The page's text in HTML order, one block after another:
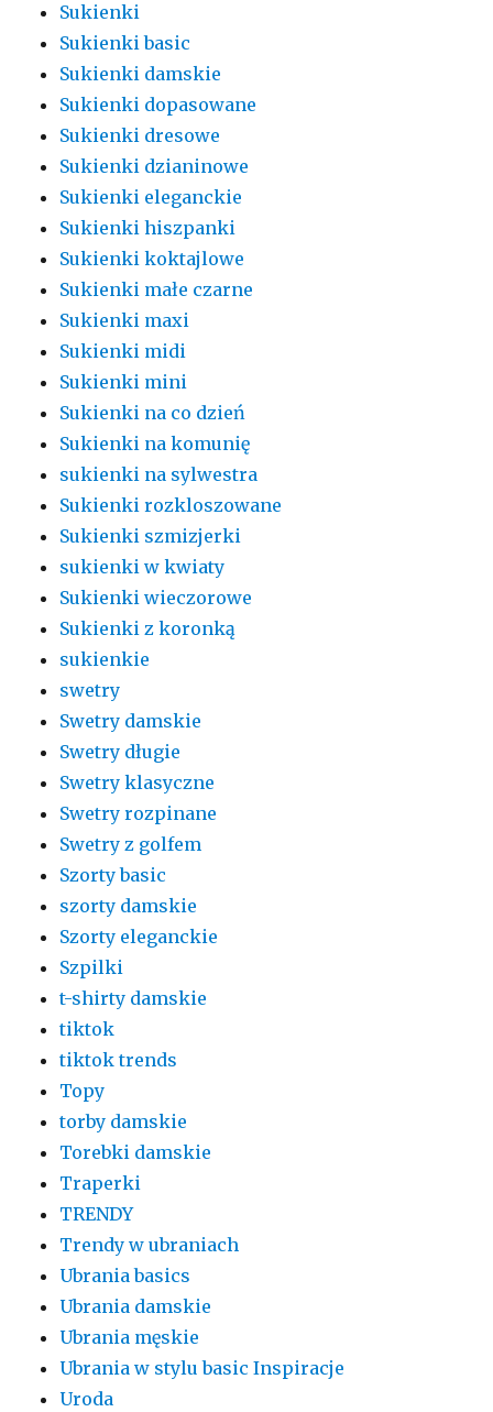
Sukienki
Sukienki basic
Sukienki damskie
Sukienki dopasowane
Sukienki dresowe
Sukienki dzianinowe
Sukienki eleganckie
Sukienki hiszpanki
Sukienki koktajlowe
Sukienki małe czarne
Sukienki maxi
Sukienki midi
Sukienki mini
Sukienki na co dzień
Sukienki na komunię
sukienki na sylwestra
Sukienki rozkloszowane
Sukienki szmizjerki
sukienki w kwiaty
Sukienki wieczorowe
Sukienki z koronką
sukienkie
swetry
Swetry damskie
Swetry długie
Swetry klasyczne
Swetry rozpinane
Swetry z golfem
Szorty basic
szorty damskie
Szorty eleganckie
Szpilki
t-shirty damskie
tiktok
tiktok trends
Topy
torby damskie
Torebki damskie
Traperki
TRENDY
Trendy w ubraniach
Ubrania basics
Ubrania damskie
Ubrania męskie
Ubrania w stylu basic Inspiracje
Uroda